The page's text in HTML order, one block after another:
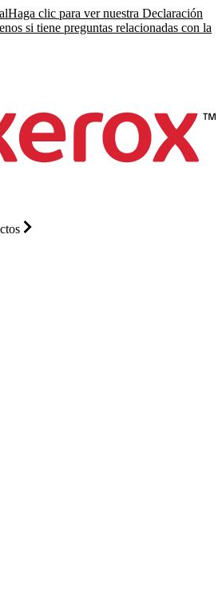
Haga clic para ver nuestra Declaración
si tiene preguntas relacionadas con la